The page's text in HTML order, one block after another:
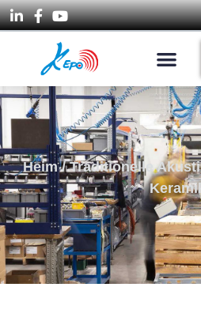
Heim/Traditionelle